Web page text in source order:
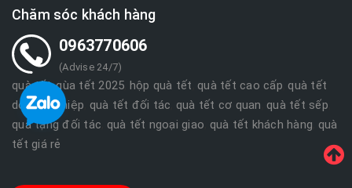
Chăm sóc khách hàng
0963770606
(Advise 24/7)
quà tết,qùa tết 2025 hộp quà tết quà tết cao cấp quà tết
doanh nghiệp quà tết đối tác quà tết cơ quan quà tết sếp
quà tặng đối tác quà tết ngoại giao quà tết khách hàng quà
tết giá rẻ